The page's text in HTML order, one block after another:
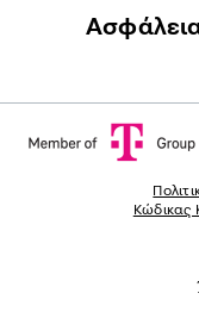
Κώδικας